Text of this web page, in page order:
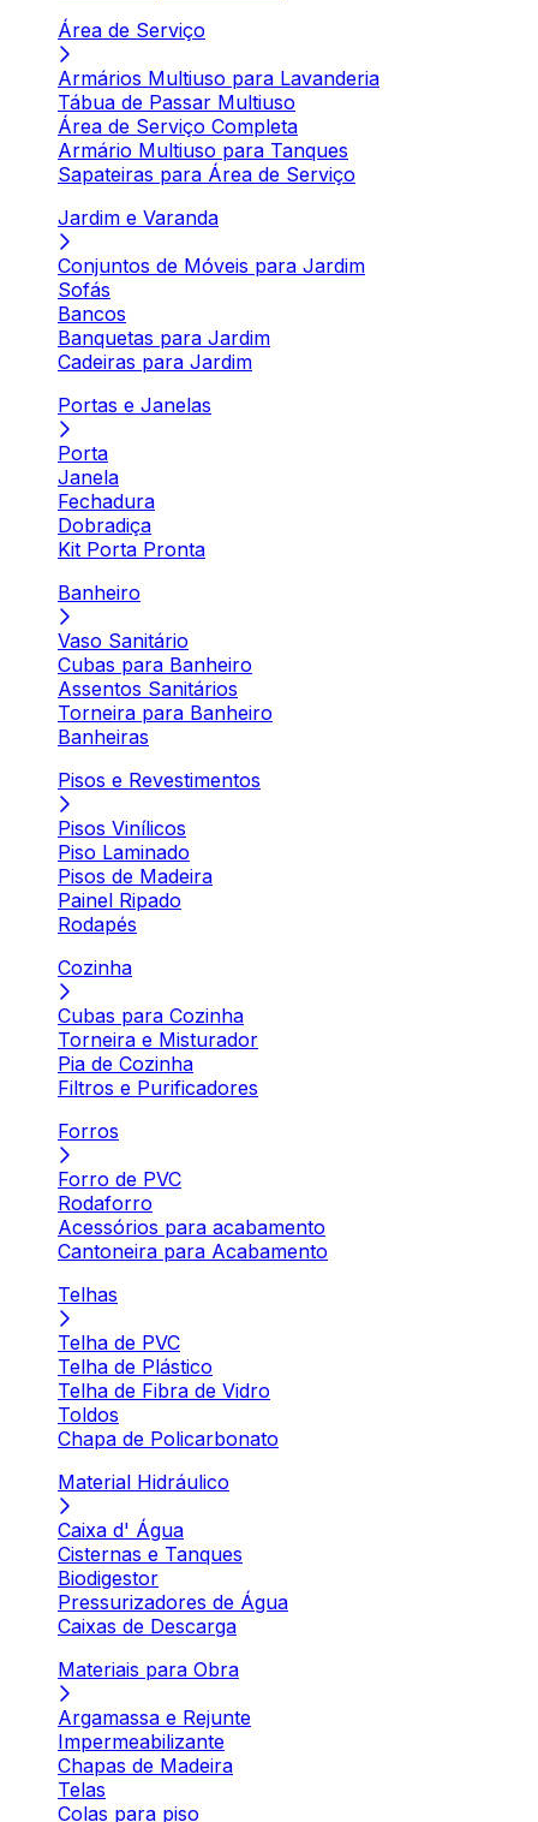
Área de Serviço
Armários Multiuso para Lavanderia
Tábua de Passar Multiuso
Área de Serviço Completa
Armário Multiuso para Tanques
Sapateiras para Área de Serviço
Jardim e Varanda
Conjuntos de Móveis para Jardim
Sofás
Bancos
Banquetas para Jardim
Cadeiras para Jardim
Portas e Janelas
Porta
Janela
Fechadura
Dobradiça
Kit Porta Pronta
Banheiro
Vaso Sanitário
Cubas para Banheiro
Assentos Sanitários
Torneira para Banheiro
Banheiras
Pisos e Revestimentos
Pisos Vinílicos
Piso Laminado
Pisos de Madeira
Painel Ripado
Rodapés
Cozinha
Cubas para Cozinha
Torneira e Misturador
Pia de Cozinha
Filtros e Purificadores
Forros
Forro de PVC
Rodaforro
Acessórios para acabamento
Cantoneira para Acabamento
Telhas
Telha de PVC
Telha de Plástico
Telha de Fibra de Vidro
Toldos
Chapa de Policarbonato
Material Hidráulico
Caixa d' Água
Cisternas e Tanques
Biodigestor
Pressurizadores de Água
Caixas de Descarga
Materiais para Obra
Argamassa e Rejunte
Impermeabilizante
Chapas de Madeira
Telas
Colas para piso